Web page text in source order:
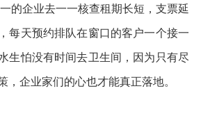
的企业去一一核查租期长短，支票延
每天预约排队在窗口的客户一个接一
生怕没有时间去卫生间，因为只有尽
，企业家们的心也才能真正落地。